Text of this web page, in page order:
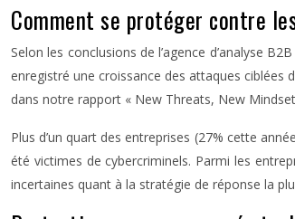
Comment se protéger contre
Selon les conclusions de l’agence d’analyse
enregistré une croissance des attaques ciblées
dans notre rapport « New Threats, New
Plus d’un quart des entreprises (27% cette
été victimes de cybercriminels. Parmi les
incertaines quant à la stratégie de réponse la